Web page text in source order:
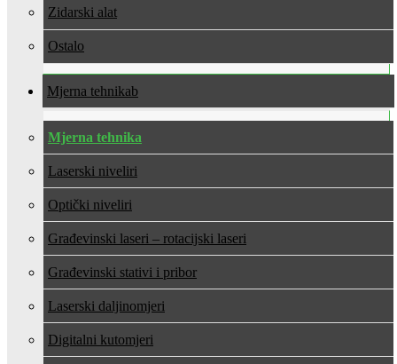
Zidarski alat
Ostalo
Mjerna tehnika
Mjerna tehnika
Laserski niveliri
Optički niveliri
Građevinski laseri – rotacijski laseri
Građevinski stativi i pribor
Laserski daljinomjeri
Digitalni kutomjeri